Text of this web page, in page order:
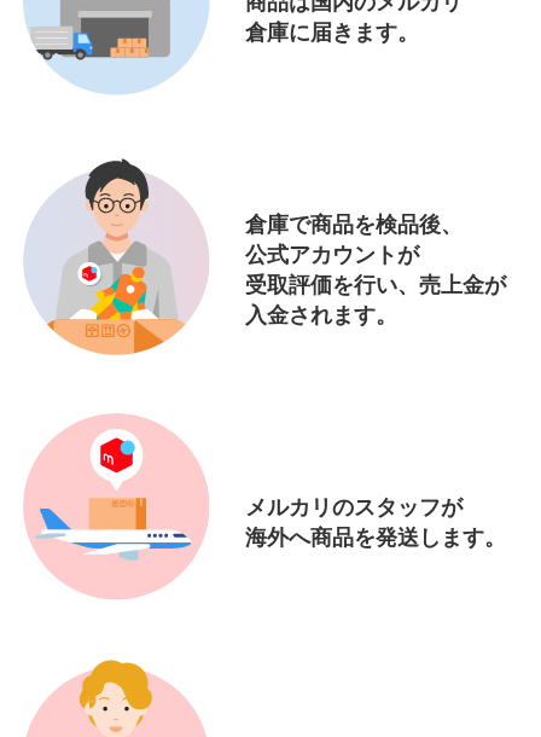
倉庫に届きます。
倉庫で商品を検品後、
公式アカウントが
受取評価を行い、売上金が
入金されます。
メルカリのスタッフが
海外へ商品を発送します。